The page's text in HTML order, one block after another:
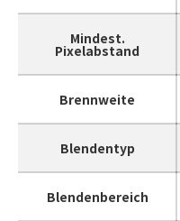
Mindest.
Pixelabstand
Brennweite
Blendentyp
Blendenbereich